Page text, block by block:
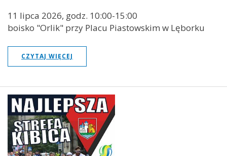
11 lipca 2026, godz. 10:00-15:00
boisko "Orlik" przy Placu Piastowskim w Lęborku
CZYTAJ WIĘCEJ